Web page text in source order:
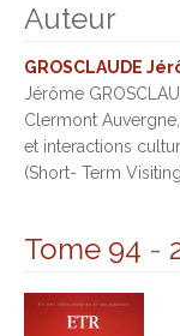
Auteur
GROSCLAUDE
Jérôme
Clermont
et interactions
(Short- Term
Tome 94 -